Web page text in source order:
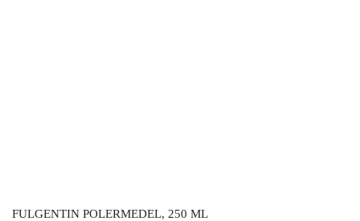
FULGENTIN POLERMEDEL, 250 ML